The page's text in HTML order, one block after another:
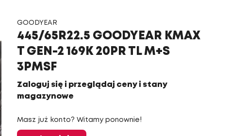
GOODYEAR
445/65R22.5 GOODYEAR KMAX
T GEN-2 169K 20PR TL M+S
3PMSF
Zaloguj się i przeglądaj ceny i stany
magazynowe
Masz już konto? Witamy ponownie!